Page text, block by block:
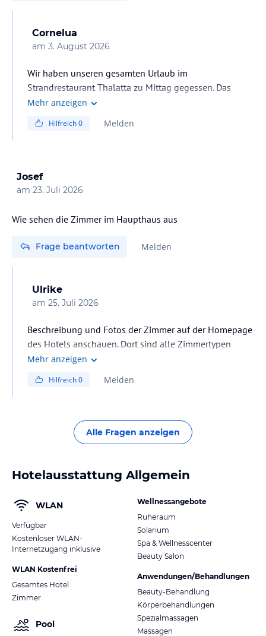
Cornelua
am 3. August 2026
Wir haben unseren gesamten Urlaub im
Strandrestaurant Thalatta zu Mittag gegessen. Das
extrem freundliche Service, das Angebot an sehr guten
überzeugt. Es gibt typisch griechische Gerichte, sehr
Mehr anzeigen
Hilfreich0 Melden
Josef
am 23. Juli 2026
Wie sehen die Zimmer im Haupthaus aus
Frage beantworten Melden
Ulrike
am 25. Juli 2026
Beschreibung und Fotos der Zimmer auf der Homepage
des Hotels anschauen. Dort sind alle Zimmertypen
beschrieben.
Mehr anzeigen
Hilfreich0 Melden
Alle Fragen anzeigen
Hotelausstattung Allgemein
WLAN
Verfügbar
Kostenloser WLAN-
Internetzugang inklusive
WLAN Kostenfrei
Gesamtes Hotel
Zimmer
Pool
Wellnessangebote
Ruheraum
Solarium
Spa & Wellnesscenter
Beauty Salon
Anwendungen/Behandlungen
Beauty-Behandlung
Körperbehandlungen
Spezialmassagen
Massagen